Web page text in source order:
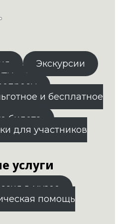
Экскурсии
и бесплатное
билета
для участников
услуги
в музее
помощь